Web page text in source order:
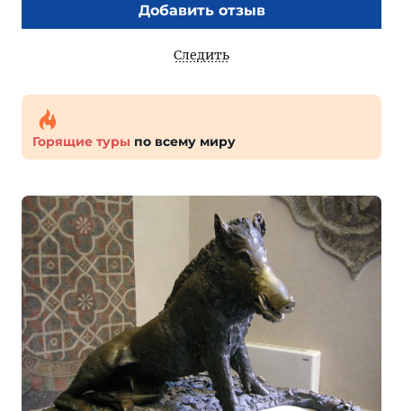
Добавить отзыв
Следить
Горящие туры по всему миру